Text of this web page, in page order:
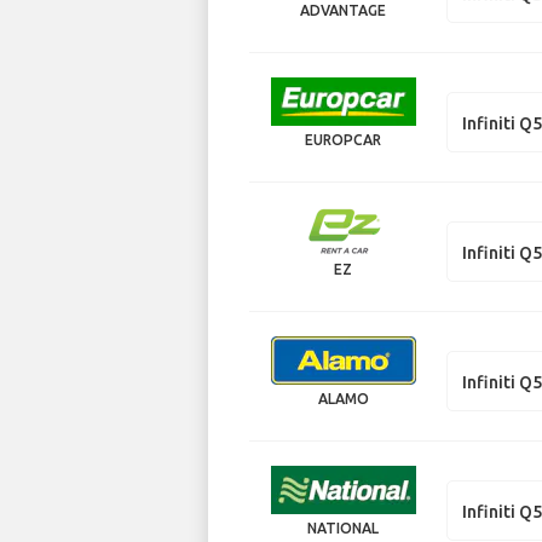
ADVANTAGE
EUROPCAR
Infiniti
EZ
Infiniti
ALAMO
Infiniti
NATIONAL
Infiniti